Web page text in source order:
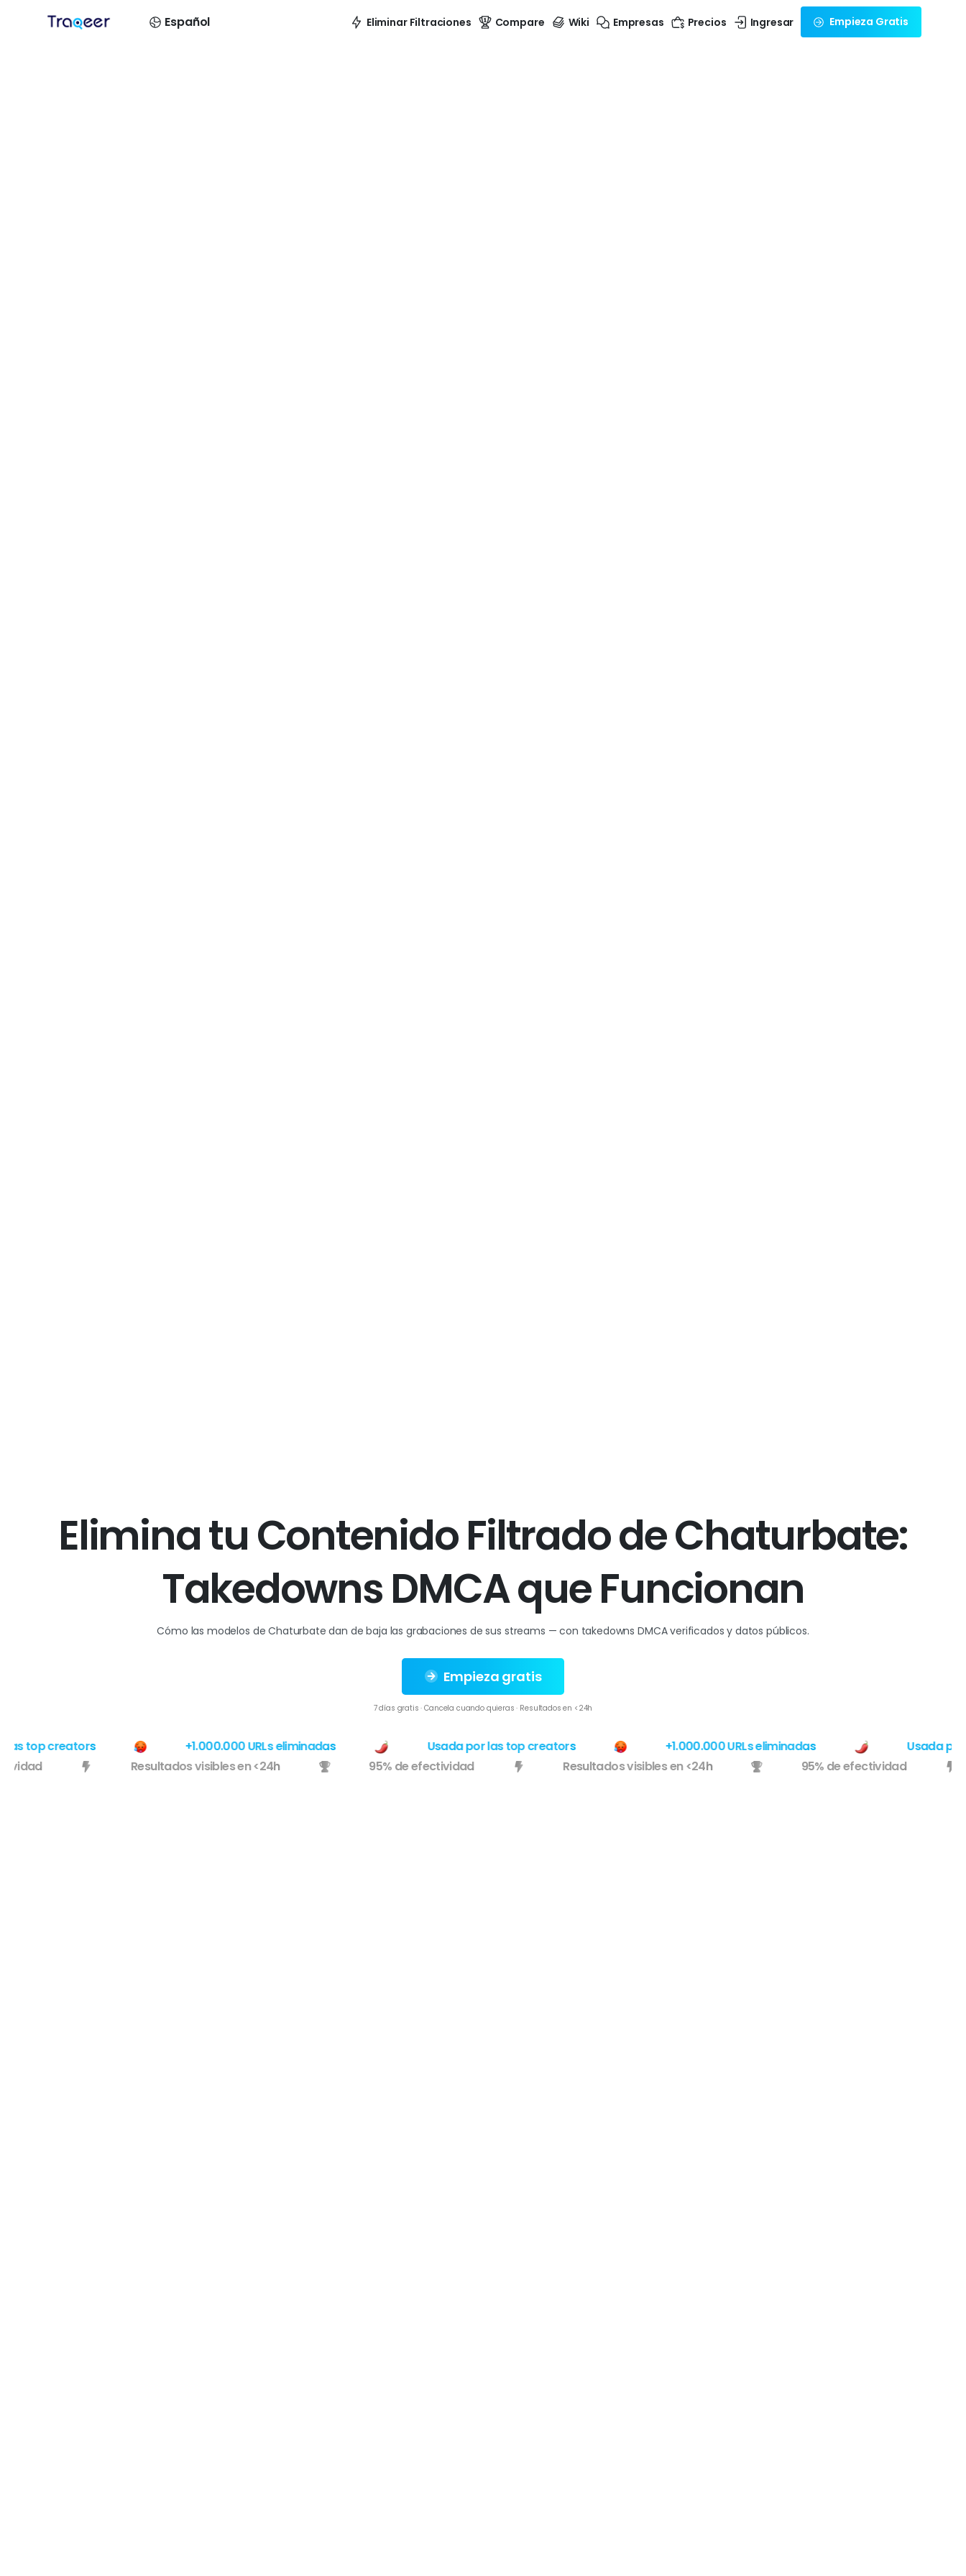
Español Eliminar Filtraciones Compare Wiki Empresas Precios Ingresar Empieza Gratis
EliminatuContenidoFiltradodeChaturbate:
TakedownsDMCAqueFuncionan
Cómo las modelos de Chaturbate dan de baja las grabaciones de sus streams — con takedowns DMCA verificados y datos públicos.
Empieza gratis
7 días gratis · Cancela cuando quieras · Resultados en <24h
top creators +1.000.000 URLs eliminadas Usada por las top creators +1.000.000 URLs eliminadas
Usada por
Resultados visibles en <24h 95% de efectividad Resultados visibles en <24h 95% de efectividad